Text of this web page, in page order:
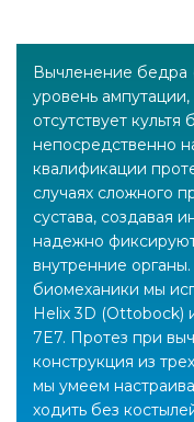
Вычленение бедра
уровень
отсутствует
непосредственно
квалификации
случаях сложного
сустава, создавая
надежно
внутренние
биомеханики мы
Helix 3D (Ottobock)
7E7. Протез при
конструкция из
мы умеем
ходить без